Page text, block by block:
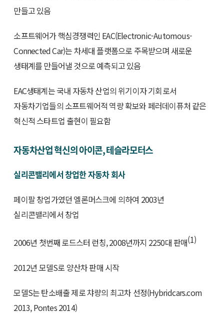
만들고 있음
소프트웨어가 핵심경쟁력인 EAC(Electronic-Automous-
Connected Car)는 차세대 플랫폼으로 주목받으며 새로운
생태계를 만들어낼 것으로 예측되고 있음
EAC생태계는 국내 자동차 산업의 위기이자 기회로서
자동차기업들의 소프트웨어적 역량 확보와 페러데이퓨처 같은
혁신적 스타트업 출현이 필요함
자동차산업 혁신의 아이콘, 테슬라모터스
실리콘밸리에서 창업한 자동차 회사
페이팔 창업가였던 엘론머스크에 의하여 2003년
실리콘밸리에서 창업
2006년 첫번째 로드스터 런칭, 2008년까지 2250대 판매(1)
2012년 모델S로 양산차 판매 시작
모델S는 탄소배출 제로 챠량의 최고차 선정(Hybridcars.com
2013, Pontes 2014)